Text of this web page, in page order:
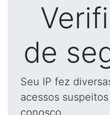
de
Seu IP fez
acessos
conosco.